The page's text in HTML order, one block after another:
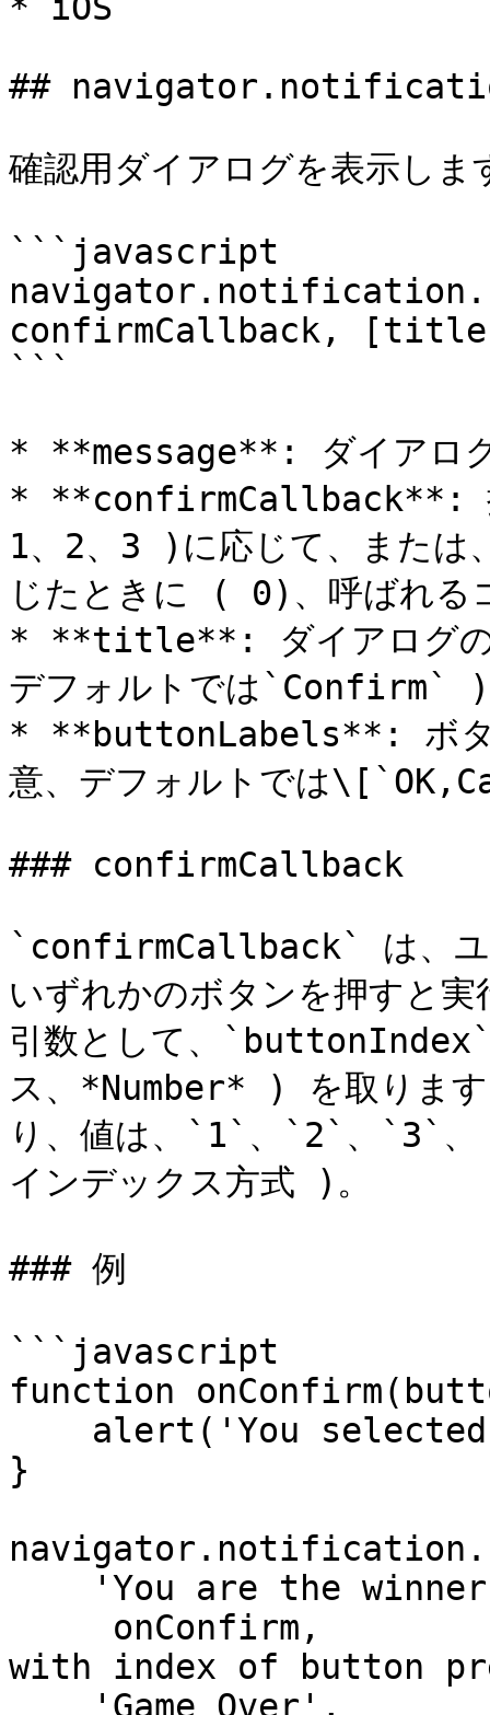
##
確認用ダイアログを表示し
```javascript
confirmCallback,
```
* **message**: ダイアロ
* **confirmCallback**: 押
1、2、3 )に応じて、または
じたときに ( 0)、呼ばれ
* **title**: ダイアログの
デフォルトでは`Confirm` )
* **buttonLabels**: ボタ
意、デフォルトでは
### confirmCallback
`confirmCallback` は、ユ
いずれかのボタンを押すと
引数として、
ス、*Number* ) を取りま
り、値は、`1`、`2`、`3`
インデックス方式 )。
### 例
```javascript
function
}
with index of button